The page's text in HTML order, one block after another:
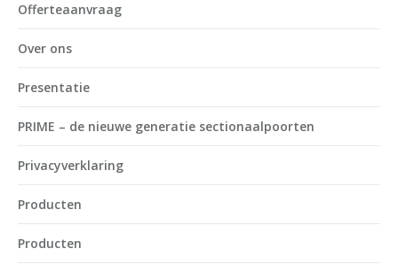
Offerteaanvraag
Over ons
Presentatie
PRIME – de nieuwe generatie sectionaalpoorten
Privacyverklaring
Producten
Producten